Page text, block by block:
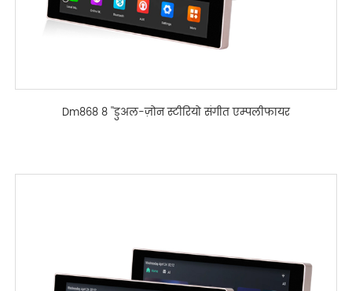
Dm868 8 ''डुअल-ज़ोन स्टीरियो संगीत एम्पलीफायर